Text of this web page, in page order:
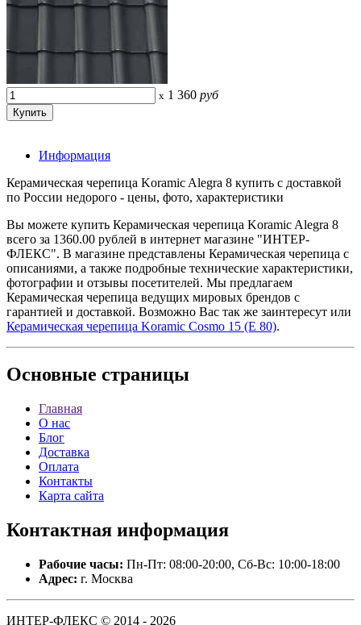
x 1 360 руб
Информация
Керамическая черепица Koramic Alegra 8 купить с доставкой
по России недорого - цены, фото, характеристики
Вы можете купить Керамическая черепица Koramic Alegra 8
всего за 1360.00 рублей в интернет магазине "ИНТЕР-
ФЛЕКС". В магазине представлены Керамическая черепица с
описаниями, а также подробные технические характеристики,
фотографии и отзывы посетителей. Мы предлагаем
Керамическая черепица ведущих мировых брендов с
гарантией и доставкой. Возможно Вас так же заинтересут или
Керамическая черепица Koramic Cosmo 15 (E 80).
Основные страницы
Главная
О нас
Блог
Доставка
Оплата
Контакты
Карта сайта
Контактная информация
Рабочие часы: Пн-Пт: 08:00-20:00, Сб-Вс: 10:00-18:00
Адрес: г. Москва
ИНТЕР-ФЛЕКС © 2014 - 2026